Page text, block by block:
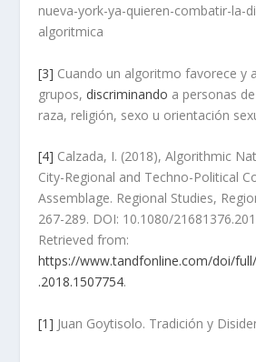
nueva-york-ya-quieren-combatir-la-
algoritmica
[3] Cuando un algoritmo favorece y
grupos, discriminando a personas
raza, religión, sexo u orientación
[4] Calzada, I. (2018), Algorithmic
City-Regional and Techno-Political
Assemblage. Regional Studies,
267-289. DOI: 10.1080/
Retrieved from:
https://www.tandfonline.com/doi/
.2018.1507754.
[1] Juan Goytisolo. Tradición y